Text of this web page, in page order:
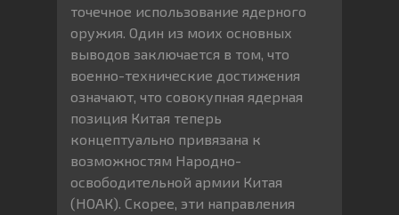
точечное использование ядерного
оружия. Один из моих основных
выводов заключается в том, что
военно-технические достижения
означают, что совокупная ядерная
позиция Китая теперь
концептуально привязана к
возможностям Народно-
освободительной армии Китая
(НОАК). Скорее, эти направления